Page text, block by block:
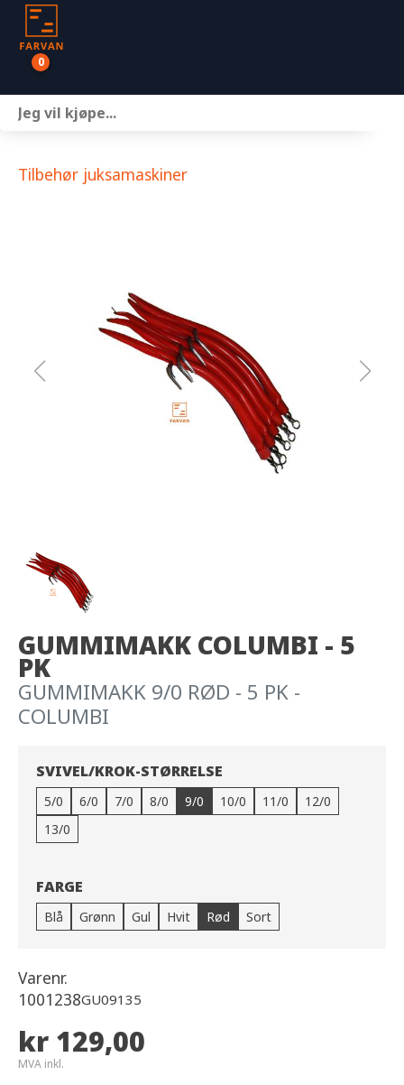
0
Tilbehør juksamaskiner
GUMMIMAKK COLUMBI - 5
PK
GUMMIMAKK 9/0 RØD - 5 PK -
COLUMBI
SVIVEL/KROK-STØRRELSE
5/0 6/0 7/0 8/0 9/0 10/0 11/0
12/0
13/0
FARGE
Blå Grønn Gul Hvit Rød Sort
Varenr.
1001238GU09135
kr 129,00
MVA inkl.